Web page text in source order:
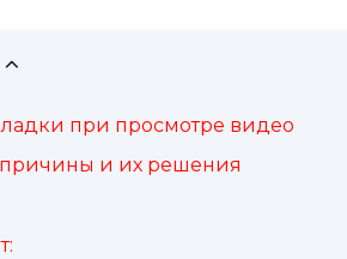
при просмотре видео
и их решения